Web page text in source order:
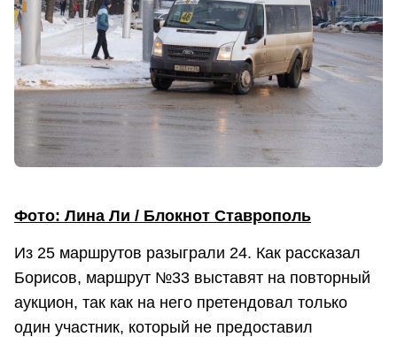
Фото: Лина Ли / Блокнот Ставрополь
Из 25 маршрутов разыграли 24. Как рассказал
Борисов, маршрут №33 выставят на повторный
аукцион, так как на него претендовал только
один участник, который не предоставил